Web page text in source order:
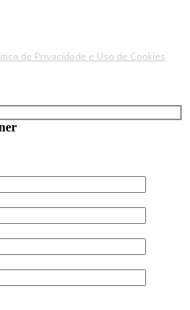
de Privacidade e Uso de Cookies